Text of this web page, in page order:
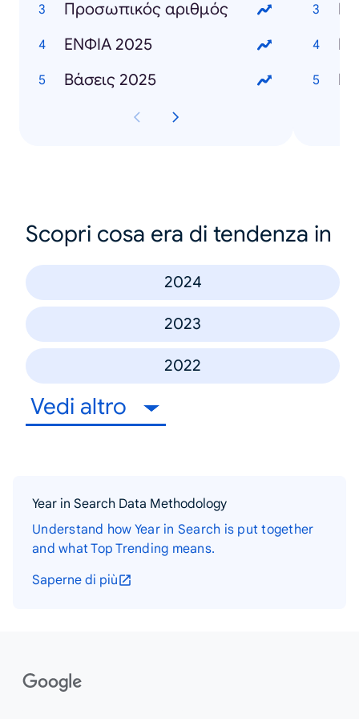
Προσωπικός αριθμός
ΕΝΦΙΑ 2025
Βάσεις 2025
Scopri cosa era di tendenza in
2024
2023
2022
Vedi altro
Year in Search Data Methodology
Understand how Year in Search is put together
and what Top Trending means.
Saperne di più